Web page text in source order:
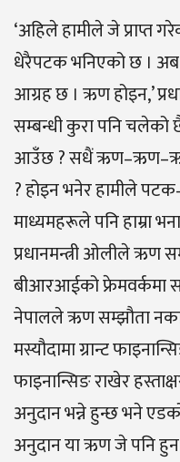
‘अहिले हामीले जे प्राप्त
धेरैपटक भनिएको छ । अब
आग्रह छ । ऋण होइन,’
सम्बन्धी कुरा पनि
आउँछ ? सधैं ऋण–ऋण–ऋण
? होइन भनेर हामीले
माध्यमहरूले पनि हाम्रा
प्रधानमन्त्री ओलीले ऋण
बीआरआईको फ्रेमवर्कमा
नेपालले ऋण सम्झौता
मस्यौदामा ग्रान्ट
फाइनान्सिङ राखेर
अनुदान भन्ने हुन्छ भने
अनुदान या ऋण जे पनि